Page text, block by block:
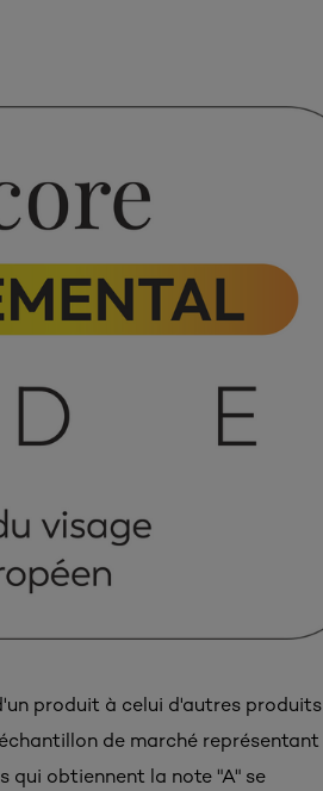
produit à celui d'autres produits
de marché représentant
qui obtiennent la note "A" se